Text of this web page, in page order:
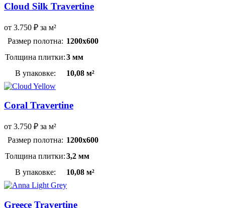
Cloud Silk Travertine
от 3.750 ₽ за м²
Размер полотна: 1200х600
Толщина плитки:3 мм
В упаковке:
10,08 м²
Coral Travertine
от 3.750 ₽ за м²
Размер полотна: 1200х600
Толщина плитки:3,2 мм
В упаковке:
10,08 м²
Greece Travertine